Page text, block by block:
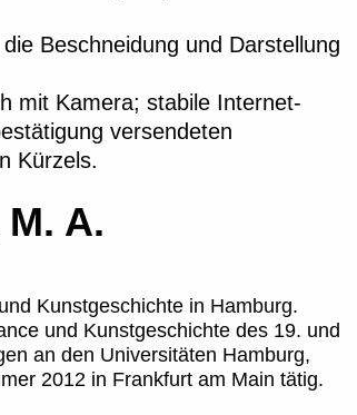
Beschneidung und Darstellung
mit Kamera; stabile Internet-
versendeten
Kürzels.
A.
Kunstgeschichte in Hamburg.
und Kunstgeschichte des 19. und
an den Universitäten Hamburg,
2012 in Frankfurt am Main tätig.